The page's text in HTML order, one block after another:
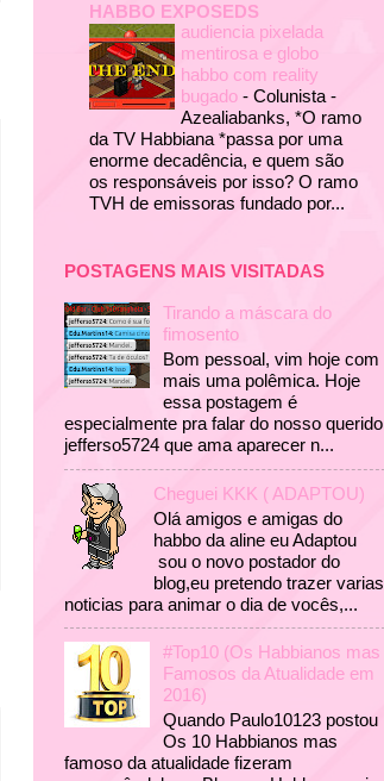
HABBO EXPOSEDS
audiencia pixelada
mentirosa e globo
habbo com reality
bugado - Colunista -
Azealiabanks, *O ramo
da TV Habbiana *passa por uma
enorme decadência, e quem são
os responsáveis por isso? O ramo
TVH de emissoras fundado por...
POSTAGENS MAIS VISITADAS
Tirando a máscara do
fimosento
Bom pessoal, vim hoje com
mais uma polêmica. Hoje
essa postagem é
especialmente pra falar do nosso querido
jefferso5724 que ama aparecer n...
Cheguei KKK ( ADAPTOU)
Olá amigos e amigas do
habbo da aline eu Adaptou
sou o novo postador do
blog,eu pretendo trazer varias
noticias para animar o dia de vocês,...
#Top10 (Os Habbianos mas
Famosos da Atualidade em
2016)
Quando Paulo10123 postou
Os 10 Habbianos mas
famoso da atualidade fizeram